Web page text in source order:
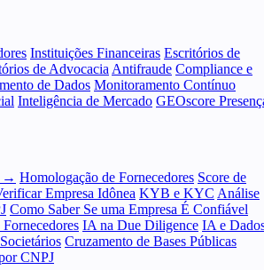
Instituições Financeiras Escritórios de
de Advocacia Antifraude Compliance e
de Dados Monitoramento Contínuo
Inteligência de Mercado GEOscore
→ Homologação de Fornecedores Score de
Empresa Idônea KYB e KYC Análise
Como Saber Se uma Empresa É Confiável
IA na Due Diligence IA e
Cruzamento de Bases Públicas
CNPJ